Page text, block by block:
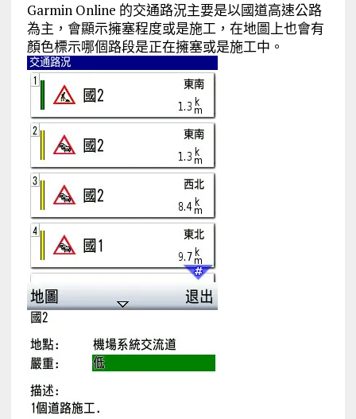
Garmin Online 的交通路況主要是以國道高速公路
為主，會顯示擁塞程度或是施工，在地圖上也會有
顏色標示哪個路段是正在擁塞或是施工中。